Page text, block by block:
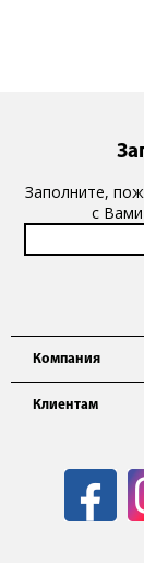
Компания
Клиентам
Заполните,
с